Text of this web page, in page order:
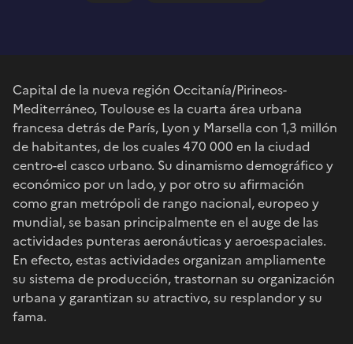
Capital de la nueva región Occitanía/Pirineos-
Mediterráneo, Toulouse es la cuarta área urbana
francesa detrás de París, Lyon y Marsella con 1,3 millón
de habitantes, de los cuales 470 000 en la ciudad
centro-el casco urbano. Su dinamismo demográfico y
económico por un lado, y por otro su afirmación
como gran metrópoli de rango nacional, europeo y
mundial, se basan principalmente en el auge de las
actividades punteras aeronáuticas y aeroespaciales.
En efecto, estas actividades organizan ampliamente
su sistema de producción, trastornan su organización
urbana y garantizan su atractivo, su resplandor y su
fama.